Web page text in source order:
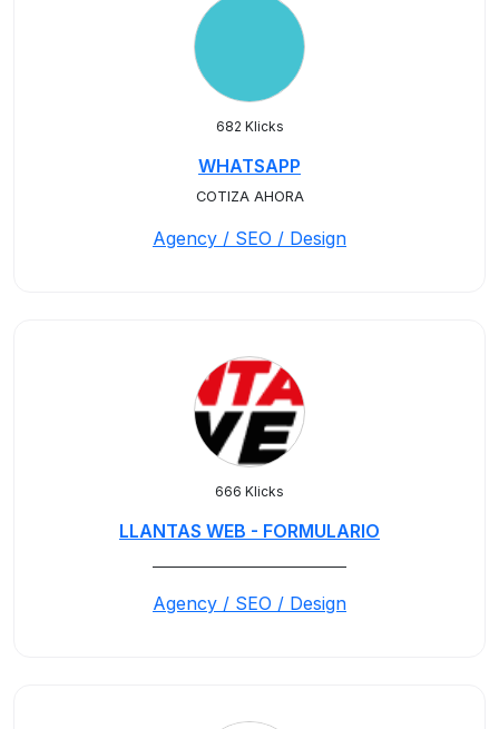
682 Klicks
WHATSAPP
COTIZA AHORA
Agency / SEO / Design
666 Klicks
LLANTAS WEB - FORMULARIO
Agency / SEO / Design